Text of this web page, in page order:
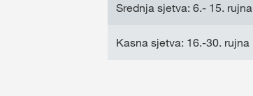
Srednja sjetva: 6.- 15. rujna
Kasna sjetva: 16.-30. rujna